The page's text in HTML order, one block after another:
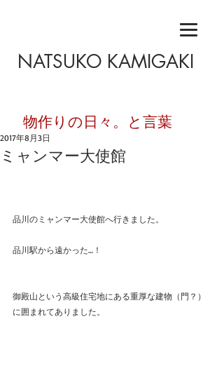
NATSUKO KAMIGAKI
​物作りの日々。と言葉
ミャンマー大使館
2017年8月3日
品川のミャンマー大使館へ行きました。
品川駅から遠かった…！
御殿山という高級住宅地にある重厚な建物（門？）
に囲まれてありました。